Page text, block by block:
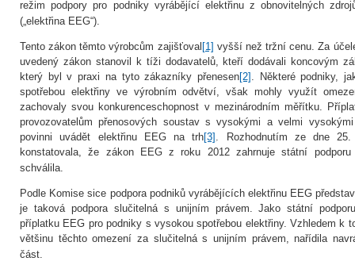
režim podpory pro podniky vyrábějící elektřinu z obnovitelných
(„elektřina EEG“).
Tento zákon těmto výrobcům zajišťoval [1] vyšší než tržní cenu. Za
uvedený zákon stanovil k tíži dodavatelů, kteří dodávali koncovým
který byl v praxi na tyto zákazníky přenesen[2]
. Některé podniky,
spotřebou elektřiny ve výrobním odvětví, však mohly využít
zachovaly svou konkurenceschopnost v mezinárodním měřítku.
provozovatelům přenosových soustav s vysokými a velmi
povinni uvádět elektřinu EEG na trh[3]
. Rozhodnutím ze dne
konstatovala, že zákon EEG z roku 2012 zahrnuje státní
schválila.
Podle Komise sice podpora podniků vyrábějících elektřinu EEG
je taková podpora slučitelná s unijním právem. Jako státní
příplatku EEG pro podniky s vysokou spotřebou elektřiny. Vzhledem k
většinu těchto omezení za slučitelná s unijním právem, nařídila
část.